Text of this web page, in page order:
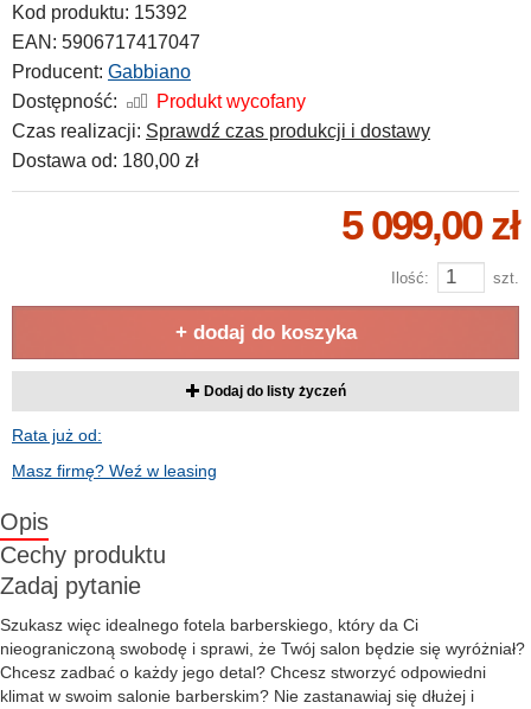
Kod produktu: 15392
EAN: 5906717417047
Producent: Gabbiano
Dostępność:
Produkt wycofany
Czas realizacji: Sprawdź czas produkcji i dostawy
Dostawa od: 180,00 zł
5 099,00 zł
Ilość: szt.
+ dodaj do koszyka
Dodaj do listy życzeń
Rata już od:
Masz firmę? Weź w leasing
Opis
Cechy produktu
Zadaj pytanie
Szukasz więc idealnego fotela barberskiego, który da Ci
nieograniczoną swobodę i sprawi, że Twój salon będzie się wyróżniał?
Chcesz zadbać o każdy jego detal? Chcesz stworzyć odpowiedni
klimat w swoim salonie barberskim? Nie zastanawiaj się dłużej i